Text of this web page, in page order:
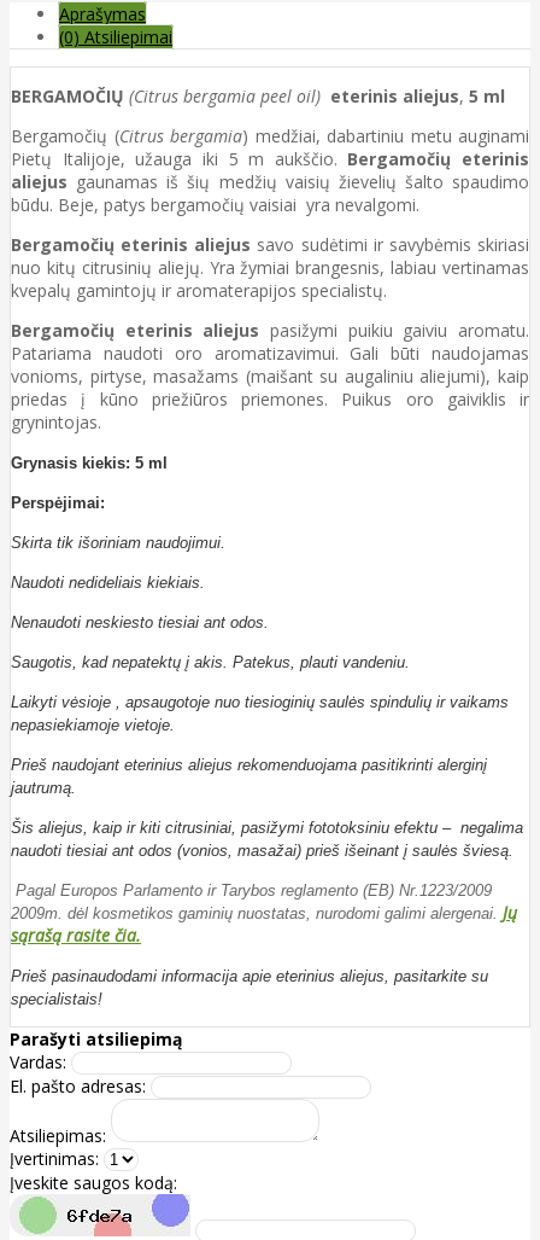
Aprašymas
(0) Atsiliepimai
BERGAMOČIŲ (Citrus bergamia peel oil) eterinis aliejus, 5 ml
Bergamočių (Citrus bergamia) medžiai, dabartiniu metu auginami
Pietų Italijoje, užauga iki 5 m aukščio. Bergamočių eterinis
aliejus gaunamas iš šių medžių vaisių žievelių šalto spaudimo
būdu. Beje, patys bergamočių vaisiai yra nevalgomi.
Bergamočių eterinis aliejus savo sudėtimi ir savybėmis skiriasi
nuo kitų citrusinių aliejų. Yra žymiai brangesnis, labiau vertinamas
kvepalų gamintojų ir aromaterapijos specialistų.
Bergamočių eterinis aliejus pasižymi puikiu gaiviu aromatu.
Patariama naudoti oro aromatizavimui. Gali būti naudojamas
vonioms, pirtyse, masažams (maišant su augaliniu aliejumi), kaip
priedas į kūno priežiūros priemones. Puikus oro gaiviklis ir
grynintojas.
Grynasis kiekis: 5 ml
Perspėjimai:
Skirta tik išoriniam naudojimui.
Naudoti nedideliais kiekiais.
Nenaudoti neskiesto tiesiai ant odos.
Saugotis, kad nepatektų į akis. Patekus, plauti vandeniu.
Laikyti vėsioje , apsaugotoje nuo tiesioginių saulės spindulių ir vaikams
nepasiekiamoje vietoje.
Prieš naudojant eterinius aliejus rekomenduojama pasitikrinti alerginį
jautrumą.
Šis aliejus, kaip ir kiti citrusiniai, pasižymi fototoksiniu efektu – negalima
naudoti tiesiai ant odos (vonios, masažai) prieš išeinant į saulės šviesą.
Pagal Europos Parlamento ir Tarybos reglamento (EB) Nr.1223/2009
2009m. dėl kosmetikos gaminių nuostatas, nurodomi galimi alergenai. Jų
sąrašą rasite čia.
Prieš pasinaudodami informacija apie eterinius aliejus, pasitarkite su
specialistais!
Parašyti atsiliepimą
Vardas:
El. pašto adresas:
Atsiliepimas:
Įvertinimas:
Įveskite saugos kodą: